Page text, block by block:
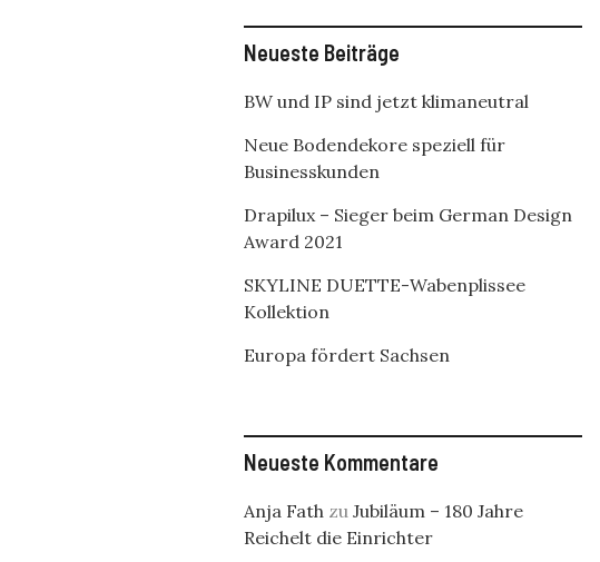
Neueste Beiträge
BW und IP sind jetzt klimaneutral
Neue Bodendekore speziell für
Businesskunden
Drapilux – Sieger beim German Design
Award 2021
SKYLINE DUETTE-Wabenplissee
Kollektion
Europa fördert Sachsen
Neueste Kommentare
Anja Fath zu Jubiläum – 180 Jahre
Reichelt die Einrichter